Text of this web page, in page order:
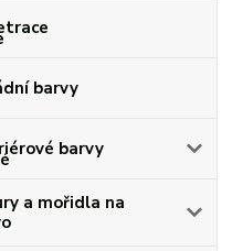
barvy
barvy
a mořidla na